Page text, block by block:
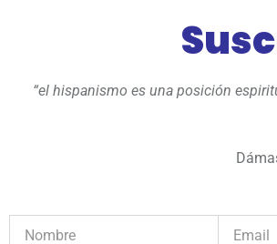
“el hispanismo es una posición